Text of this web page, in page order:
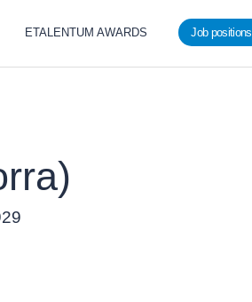
ETALENTUM AWARDS Job positions